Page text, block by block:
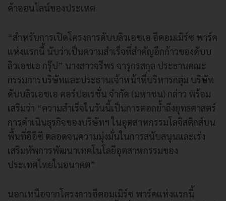
ค้าออนไลน์ของประเทศ
“สำหรับการเปิดโครงการดับบลิวเอชเอ อีคอมเมิร์ซ พาร์ค
แห่งแรกนี้ นับว่าเป็นความสำเร็จที่สำคัญอีกก้าวของดับบ
ลิวเอชเอ กรุ๊ป” นางสาวจรีพร จารุกรสกุล ประธานคณะ
กรรมการบริษัทและประธานเจ้าหน้าที่บริหารกลุ่ม บริษัท
ดับบลิวเอชเอ คอร์ปอเรชั่น จำกัด (มหาชน) กล่าว พร้อม
เสริมว่า “ความสำเร็จในวันนี้เป็นการตอกย้ำถึงยุทธศาสตร์
การดำเนินธุรกิจของบริษัทฯ ในอุตสาหกรรมโลจิสติกส์บน
พื้นที่อีอีซี ตลอดจนความมุ่งมั่นในการสนับสนุนและเร่ง
เสริมทัพการพัฒนาเทคโนโลยีอุตสาหกรรมของ
ประเทศไทยในอนาคต”
นอกเหนือจากโครงการอีคอมเมิร์ซ พาร์คแห่งแรกนี้